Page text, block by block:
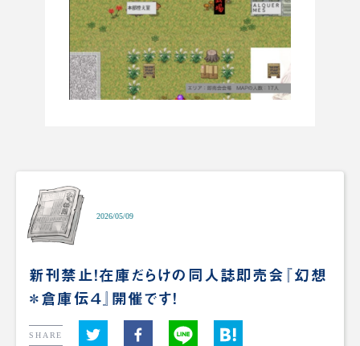
2026/05/09
新刊禁止！在庫だらけの同人誌即売会『幻想
＊倉庫伝４』開催です！
SHARE